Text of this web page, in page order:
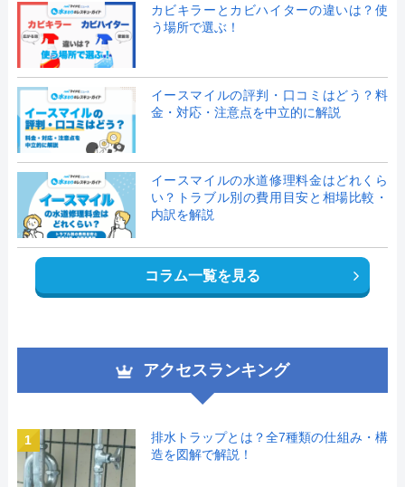
カビキラーとカビハイターの違いは？使
う場所で選ぶ！
イースマイルの評判・口コミはどう？料
金・対応・注意点を中立的に解説
イースマイルの水道修理料金はどれくら
い？トラブル別の費用目安と相場比較・
内訳を解説
コラム一覧を見る
アクセスランキング
1
排水トラップとは？全7種類の仕組み・構
造を図解で解説！